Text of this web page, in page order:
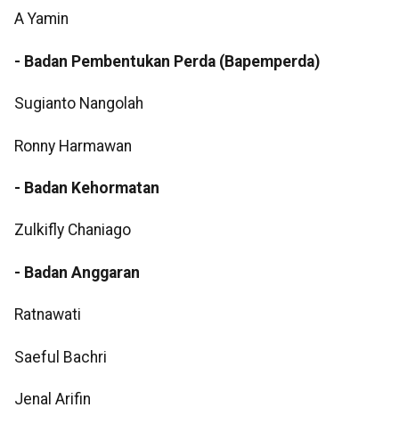
A Yamin
- Badan Pembentukan Perda (Bapemperda)
Sugianto Nangolah
Ronny Harmawan
- Badan Kehormatan
Zulkifly Chaniago
- Badan Anggaran
Ratnawati
Saeful Bachri
Jenal Arifin